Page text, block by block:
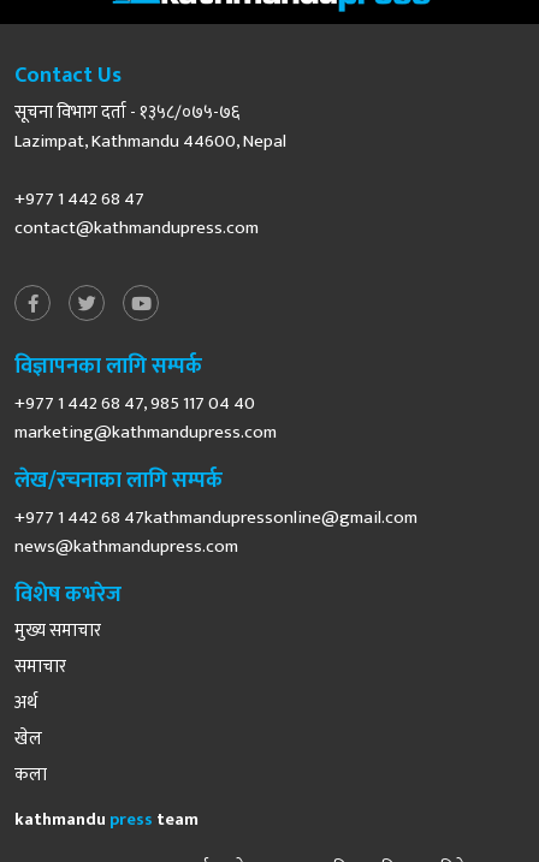
Contact Us
सूचना विभाग दर्ता - १३५८/०७५-७६
Lazimpat, Kathmandu 44600, Nepal
+977 1 442 68 47
contact@kathmandupress.com
विज्ञापनका लागि सम्पर्क
+977 1 442 68 47, 985 117 04 40
marketing@kathmandupress.com
लेख/रचनाका लागि सम्पर्क
+977 1 442 68 47kathmandupressonline@gmail.com
news@kathmandupress.com
विशेष कभरेज
मुख्य समाचार
समाचार
अर्थ
खेल
कला
kathmandu press team